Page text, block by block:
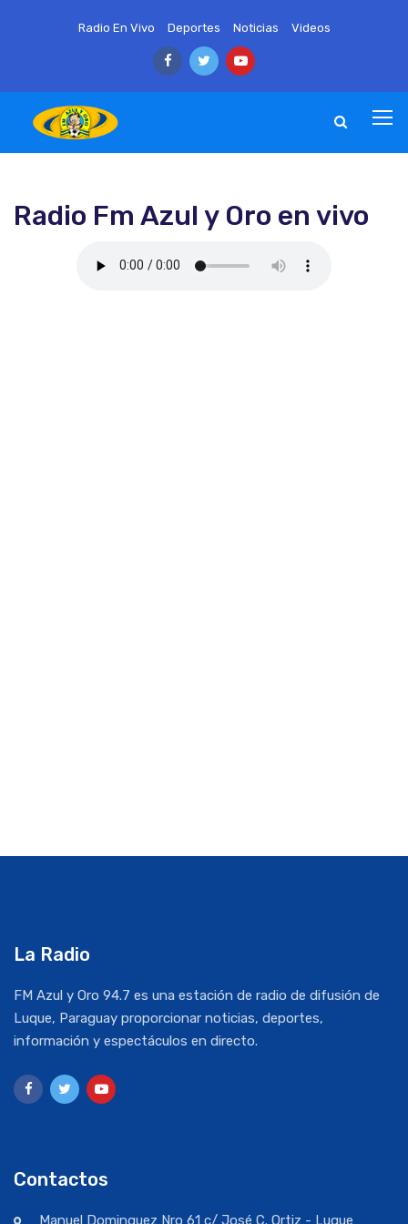
Radio En Vivo Deportes Noticias Videos
Radio Fm Azul y Oro en vivo
La Radio
FM Azul y Oro 94.7 es una estación de radio de difusión de
Luque, Paraguay proporcionar noticias, deportes,
información y espectáculos en directo.
Contactos
Manuel Dominguez Nro 61 c/ José C. Ortiz - Luque